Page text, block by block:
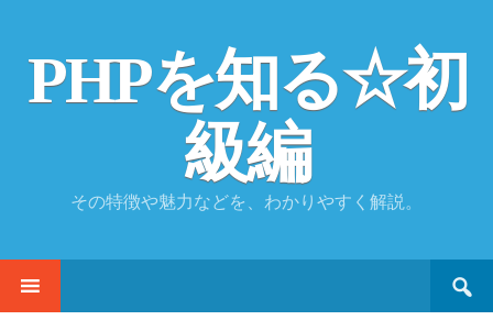
PHPを知る☆初
級編
その特徴や魅力などを、わかりやすく解説。
SKIP